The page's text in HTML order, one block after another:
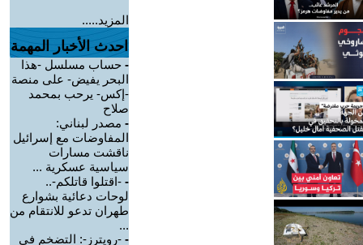
المزيد.....
احدث الأخبار المهمة
- حساب مسلسل -هذا
البحر يفيض- على منصة
-إكس- يرحب بمحمد
صلاح
- مصدر لبناني:
المفاوضات مع إسرائيل
ناقشت مسارات
سياسية عسكرية ...
- -اقتلوا قاتلكم-..
لوحات دعائية بشوارع
طهران تدعو للانتقام من
...
- -رويترز-: التضخم في